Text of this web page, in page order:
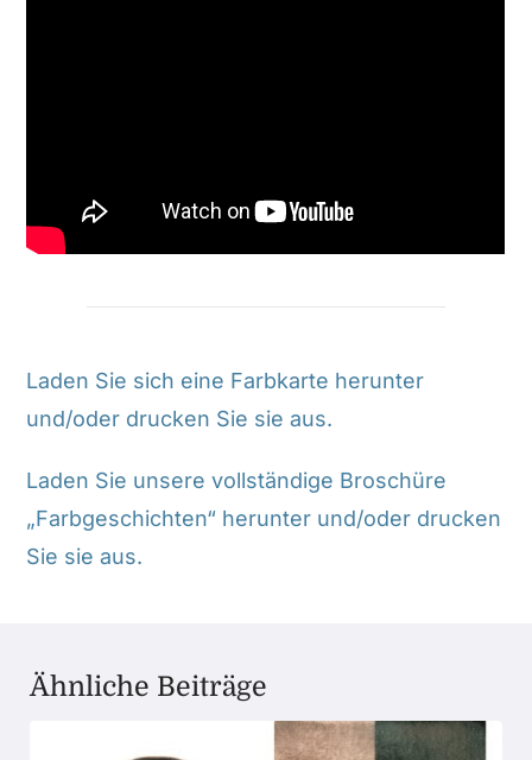
Laden Sie sich eine Farbkarte herunter
und/oder drucken Sie sie aus.
Laden Sie unsere vollständige Broschüre
„Farbgeschichten“ herunter und/oder drucken
Sie sie aus.
Ähnliche Beiträge